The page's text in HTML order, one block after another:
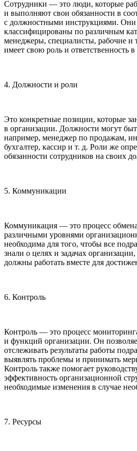
Сотрудники — это люди, которые
и выполняют свои обязанности в
с должностными инструкциями. Они
классифицированы по различным
менеджеры, специалисты, рабочие и
имеет свою роль и ответственность
4. Должности и роли
Это конкретные позиции, которые
в организации. Должности могут
например, менеджер по продажам,
бухгалтер, кассир и т. д. Роли же
обязанности сотрудников на своих
5. Коммуникации
Коммуникация — это процесс
различными уровнями
необходима для того, чтобы все
знали о целях и задачах
должны работать вместе для
6. Контроль
Контроль — это процесс
и функций организации. Он
отслеживать результаты работы
выявлять проблемы и принимать
Контроль также помогает
эффективность организационной
необходимые изменения в случае
7. Ресурсы